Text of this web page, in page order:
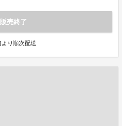
販売終了
り順次配送